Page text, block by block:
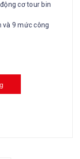
cơ tour bin
9 mức công